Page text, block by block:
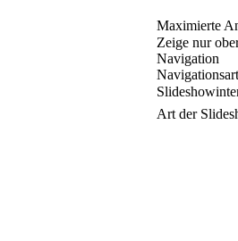
Maximierte
Zeige nur
Navigation
Navigationsart
Art der